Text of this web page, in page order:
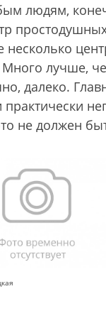
людям,
Много лучше,
далеко.
не должен